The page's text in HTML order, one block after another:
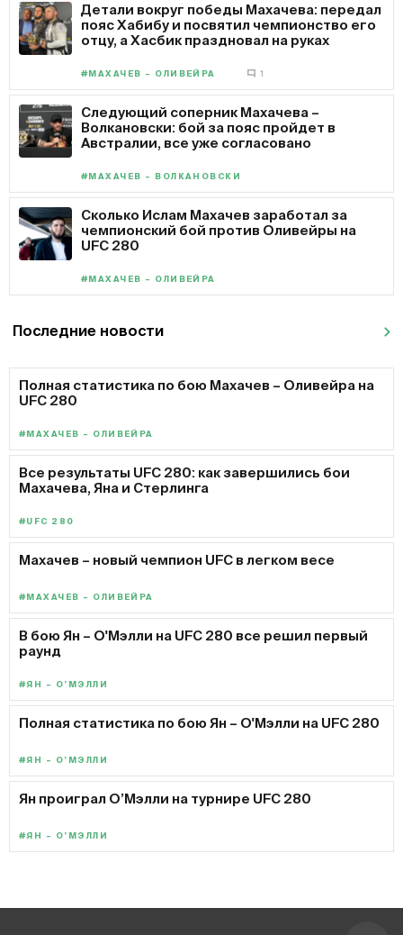
Детали вокруг победы Махачева: передал
пояс Хабибу и посвятил чемпионство его
отцу, а Хасбик праздновал на руках
#МАХАЧЕВ – ОЛИВЕЙРА 1
Следующий соперник Махачева –
Волкановски: бой за пояс пройдет в
Австралии, все уже согласовано
#МАХАЧЕВ – ВОЛКАНОВСКИ
Сколько Ислам Махачев заработал за
чемпионский бой против Оливейры на
UFC 280
#МАХАЧЕВ – ОЛИВЕЙРА
Последние новости
Полная статистика по бою Махачев – Оливейра на
UFC 280
#МАХАЧЕВ – ОЛИВЕЙРА
Все результаты UFC 280: как завершились бои
Махачева, Яна и Стерлинга
#UFC 280
Махачев – новый чемпион UFC в легком весе
#МАХАЧЕВ – ОЛИВЕЙРА
В бою Ян – О'Мэлли на UFC 280 все решил первый
раунд
#ЯН – О’МЭЛЛИ
Полная статистика по бою Ян – О'Мэлли на UFC 280
#ЯН – О’МЭЛЛИ
Ян проиграл О’Мэлли на турнире UFC 280
#ЯН – О’МЭЛЛИ